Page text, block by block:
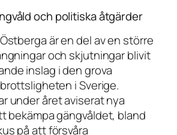
och politiska åtgärder
är en del av en större
och skjutningar blivit
inslag i den grova
i Sverige.
under året aviserat nya
bekämpa gängvåldet, bland
på att försvåra